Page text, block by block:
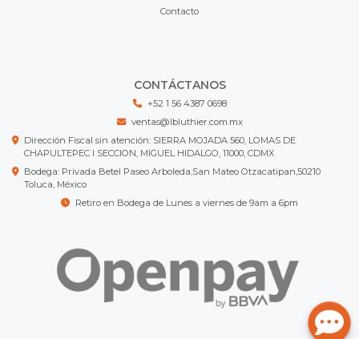
Contacto
CONTÁCTANOS
+52 1 56 4387 0698
ventas@lbluthier.com.mx
Dirección Fiscal sin atención: SIERRA MOJADA 560, LOMAS DE
CHAPULTEPEC I SECCION, MIGUEL HIDALGO, 11000, CDMX
Bodega: Privada Betel Paseo Arboleda,San Mateo Otzacatipan,50210
Toluca, México
Retiro en Bodega de Lunes a viernes de 9am a 6pm